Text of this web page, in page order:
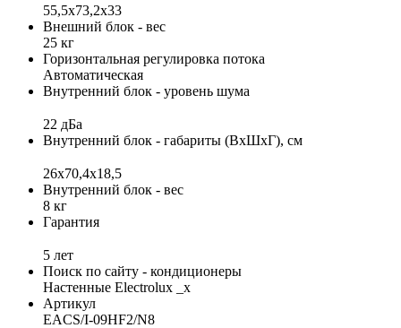
55,5x73,2x33
Внешний блок - вес
25 кг
Горизонтальная регулировка потока
Автоматическая
Внутренний блок - уровень шума
22 дБа
Внутренний блок - габариты (ВхШхГ), см
26x70,4x18,5
Внутренний блок - вес
8 кг
Гарантия
5 лет
Поиск по сайту - кондиционеры
Настенные Electrolux _x
Артикул
EACS/I-09HF2/N8